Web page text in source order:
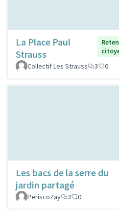
La Place Paul
Strauss
Collectif Les Strauss
3 0
Les bacs de la serre du
jardin partagé
PeriscoZay
3 0